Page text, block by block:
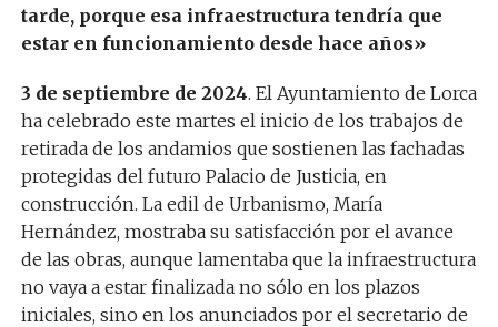
tarde, porque esa infraestructura tendría que
estar en funcionamiento desde hace años»
3 de septiembre de 2024. El Ayuntamiento de Lorca
ha celebrado este martes el inicio de los trabajos de
retirada de los andamios que sostienen las fachadas
protegidas del futuro Palacio de Justicia, en
construcción. La edil de Urbanismo, María
Hernández, mostraba su satisfacción por el avance
de las obras, aunque lamentaba que la infraestructura
no vaya a estar finalizada no sólo en los plazos
iniciales, sino en los anunciados por el secretario de